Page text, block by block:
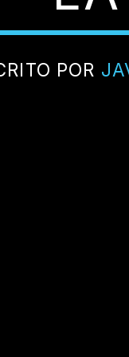
POR